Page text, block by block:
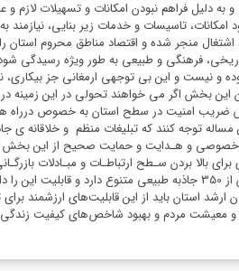
دلیل فراهم نبودن امکانات و تسهیلات
امکانات، تاسیسات و خدمات زیر بنایی،
منجر شده و اقتصاد مناطق محروم
فرهنگی و طبیعی به طور ویژه رسیدگی
و نیست و این بی توجهی ارمغانی جز
بخش اگر می خواهند تحولی در این زمینه
ضریب امنیت در سطح استان به خصوص درراه
توجه کنند که تبلیغات منظم و خلاقانه
و هـدایت و حمایت صحیح از این بخش
بالا بردن سـطح ارتباطـات و مبـادلات
استان باید از این قابلیت‌های ارزشمند
معیشت مردم و بهبود شاخص‌های کیفیت زندگی